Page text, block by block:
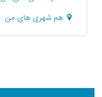
هم شهری های من